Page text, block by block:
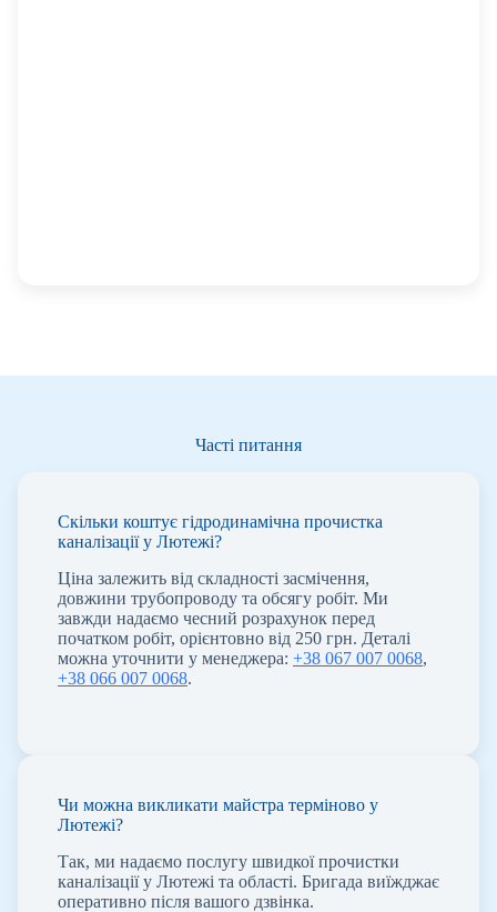
Часті питання
Скільки коштує гідродинамічна прочистка
каналізації у Лютежі?
Ціна залежить від складності засмічення,
довжини трубопроводу та обсягу робіт. Ми
завжди надаємо чесний розрахунок перед
початком робіт, орієнтовно від 250 грн. Деталі
можна уточнити у менеджера: +38 067 007 0068,
+38 066 007 0068.
Чи можна викликати майстра терміново у
Лютежі?
Так, ми надаємо послугу швидкої прочистки
каналізації у Лютежі та області. Бригада виїжджає
оперативно після вашого дзвінка.